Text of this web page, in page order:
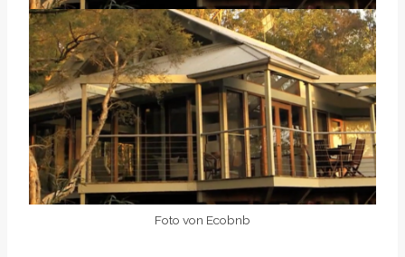
Foto von Ecobnb